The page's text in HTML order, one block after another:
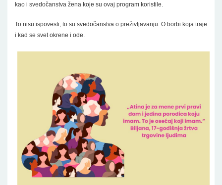
kao i svedočanstva žena koje su ovaj program koristile.
To nisu ispovesti, to su svedočanstva o preživljavanju. O borbi koja traje
i kad se svet okrene i ode.